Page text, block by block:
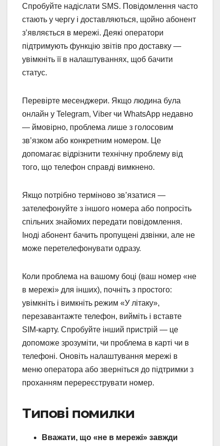
Спробуйте надіслати SMS. Повідомлення часто
стають у чергу і доставляються, щойно абонент
з’являється в мережі. Деякі оператори
підтримують функцію звітів про доставку —
увімкніть її в налаштуваннях, щоб бачити
статус.
Перевірте месенджери. Якщо людина була
онлайн у Telegram, Viber чи WhatsApp недавно
— ймовірно, проблема лише з голосовим
зв’язком або конкретним номером. Це
допомагає відрізнити технічну проблему від
того, що телефон справді вимкнено.
Якщо потрібно терміново зв’язатися —
зателефонуйте з іншого номера або попросіть
спільних знайомих передати повідомлення.
Іноді абонент бачить пропущені дзвінки, але не
може перетелефонувати одразу.
Коли проблема на вашому боці (ваш номер «не
в мережі» для інших), почніть з простого:
увімкніть і вимкніть режим «У літаку»,
перезавантажте телефон, вийміть і вставте
SIM-карту. Спробуйте інший пристрій — це
допоможе зрозуміти, чи проблема в карті чи в
телефоні. Оновіть налаштування мережі в
меню оператора або зверніться до підтримки з
проханням перереєструвати номер.
Типові помилки
Вважати, що «не в мережі» завжди